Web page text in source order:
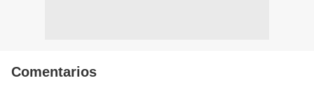
Comentarios